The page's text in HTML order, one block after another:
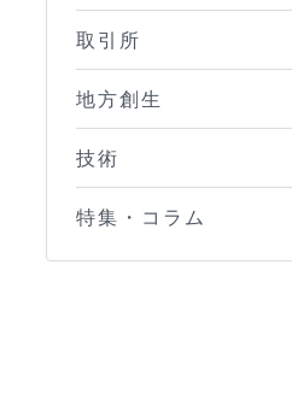
取引所
地方創生
技術
特集・コラム